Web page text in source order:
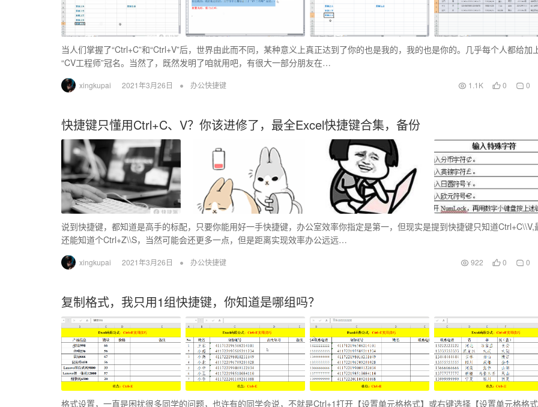
当人们掌握了“Ctrl+C”和“Ctrl+V”后，世界由此而不同，某种意义上真正达到了你的也是我的，我的也是你的。几乎每个人都给加
“CV工程师”冠名。当然了，既然发明了咱就用吧，有很大一部分朋友在…
xingkupai 2021年3月26日 • 办公快捷键 1.1K 0 0
快捷键只懂用Ctrl+C、V？你该进修了，最全Excel快捷键合集，备份
说到快捷键，都知道是高手的标配，只要你能用好一手快捷键，办公室效率你指定是第一，但现实是提到快捷键只知道Ctrl+C\\V,
还能知道个Ctrl+Z\\S，当然可能会还更多一点，但是距离实现效率办公远远…
xingkupai 2021年3月26日 • 办公快捷键 922 0 0
复制格式，我只用1组快捷键，你知道是哪组吗？
格式设置，一直是困扰很多同学的问题，也许有的同学会说，不就是Ctrl+1打开【设置单元格格式】或右键选择【设置单元格格